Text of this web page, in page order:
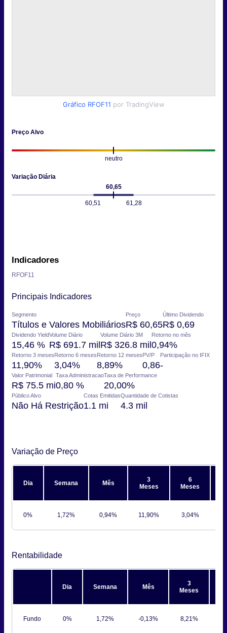
Gráfico RFOF11 por TradingView
Preço Alvo
neutro
Variação Diária
60,65
60,51 61,28
Indicadores
RFOF11
Principais Indicadores
Segmento
Títulos e Valores Mobiliários
Preço
R$ 60,65
Último Dividendo
R$ 0,69
Dividendo Yield
15,46 %
Volume Diário
R$ 691.7 mil
Volume Diário 3M
R$ 326.8 mil
Retorno no mês
0,94%
Retorno 3 meses
11,90%
Retorno 6 meses
3,04%
Retorno 12 meses
8,89%
PV/P
0,86
Participação no IFIX
-
Valor Patrimonial
R$ 75.5 mi
Taxa Administracao
0,80 %
Taxa de Performance
20,00%
Público Alvo
Não Há Restrição
Cotas Emitidas
1.1 mi
Quantidade de Cotistas
4.3 mil
Variação de Preço
Dia Semana Mês
3
Meses
6
Meses
0% 1,72% 0,94% 11,90% 3,04%
Rentabilidade
Dia Semana Mês
3
Meses
Fundo 0% 1,72% -0,13% 8,21%